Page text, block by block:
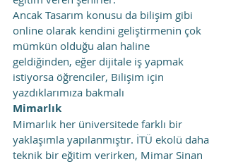
Ancak Tasarım konusu da bilişim gibi
online olarak kendini geliştirmenin çok
mümkün olduğu alan haline
geldiğinden, eğer dijitale iş yapmak
istiyorsa öğrenciler, Bilişim için
yazdıklarımıza bakmalı
Mimarlık
Mimarlık her üniversitede farklı bir
yaklaşımla yapılanmıştır. İTÜ ekolü daha
teknik bir eğitim verirken, Mimar Sinan